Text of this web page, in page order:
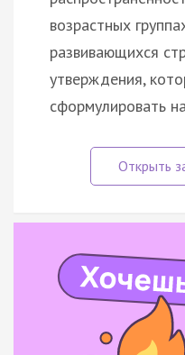
возрастных
развивающихся
утверждения,
сформулировать